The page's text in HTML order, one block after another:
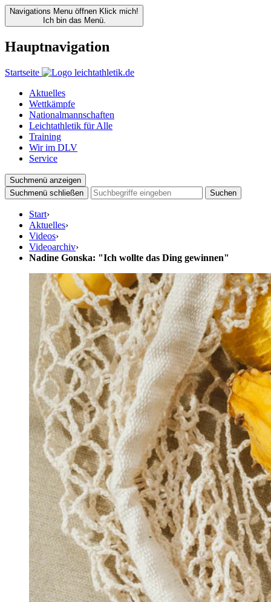
Navigations Menu öffnen Klick mich!
Ich bin das Menü.
Hauptnavigation
Startseite
Aktuelles
Wettkämpfe
Nationalmannschaften
Leichtathletik für Alle
Training
Wir im DLV
Service
Suchmenü anzeigen
Suchmenü schließen
Suchen
Start›
Aktuelles›
Videos›
Videoarchiv›
Nadine Gonska: "Ich wollte das Ding gewinnen"